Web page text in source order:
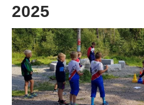
Nyheter (World of O)
Nyheter
Sesongplan
2025